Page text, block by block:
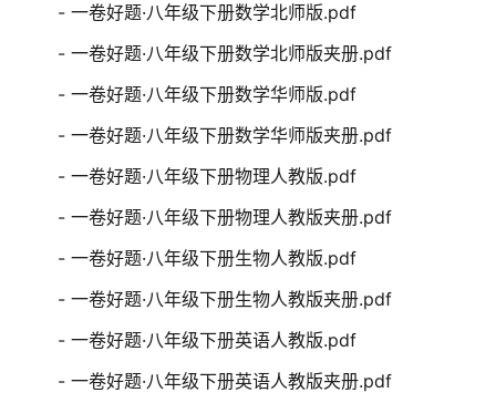
- 一卷好题·八年级下册数学北师版.pdf
- 一卷好题·八年级下册数学北师版夹册.pdf
- 一卷好题·八年级下册数学华师版.pdf
- 一卷好题·八年级下册数学华师版夹册.pdf
- 一卷好题·八年级下册物理人教版.pdf
- 一卷好题·八年级下册物理人教版夹册.pdf
- 一卷好题·八年级下册生物人教版.pdf
- 一卷好题·八年级下册生物人教版夹册.pdf
- 一卷好题·八年级下册英语人教版.pdf
- 一卷好题·八年级下册英语人教版夹册.pdf